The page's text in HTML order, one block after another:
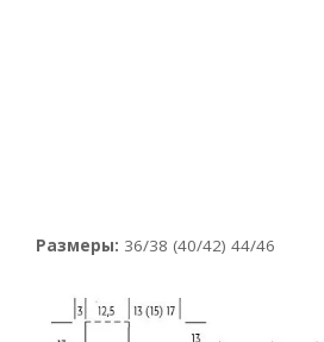
Размеры: 36/38 (40/42) 44/46